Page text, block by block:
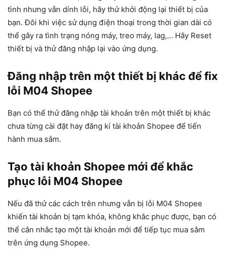
tình nhưng vẫn dính lỗi, hãy thử khởi động lại thiết bị của
bạn. Đôi khi việc sử dụng điện thoại trong thời gian dài có
thể gây ra tình trạng nóng máy, treo máy, lag,… Hãy Reset
thiết bị và thử đăng nhập lại vào ứng dụng.
Đăng nhập trên một thiết bị khác để fix
lỗi M04 Shopee
Bạn có thể thử đăng nhập tài khoản trên một thiết bị khác
chưa từng cài đặt hay đăng kí tài khoản Shopee để tiến
hành mua sắm.
Tạo tài khoản Shopee mới để khắc
phục lỗi M04 Shopee
Nếu đã thử các cách trên nhưng vẫn bị lỗi M04 Shopee
khiến tài khoản bị tạm khóa, không khắc phục được, bạn có
thể cân nhắc tạo một tài khoản mới để tiếp tục mua sắm
trên ứng dụng Shopee.